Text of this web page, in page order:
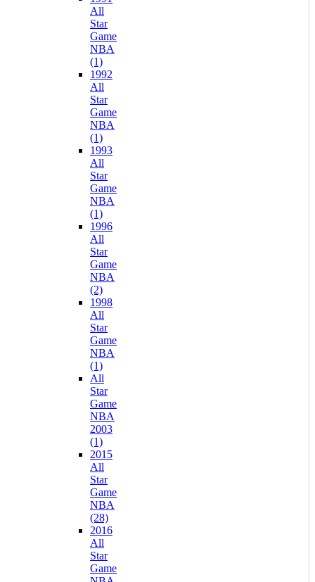
All
Star
Game
NBA
(1)
1992
All
Star
Game
NBA
(1)
1993
All
Star
Game
NBA
(1)
1996
All
Star
Game
NBA
(2)
1998
All
Star
Game
NBA
(1)
All
Star
Game
NBA
2003
(1)
2015
All
Star
Game
NBA
(28)
2016
All
Star
Game